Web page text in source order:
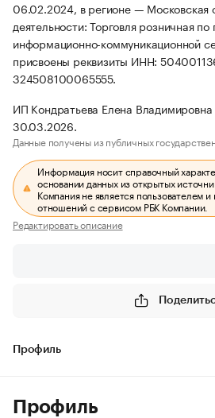
06.02.2024, в регионе — Московская
деятельности: Торговля розничная
информационно-коммуникационной
присвоены реквизиты ИНН:
324508100065555.
ИП Кондратьева Елена Владимировна
30.03.2026.
Данные получены из публичных
Информация носит справочный
основании данных из открытых
Компания не является пользователем
отношений с сервисом РБК Компании.
Редактировать описание
Профиль
Профиль